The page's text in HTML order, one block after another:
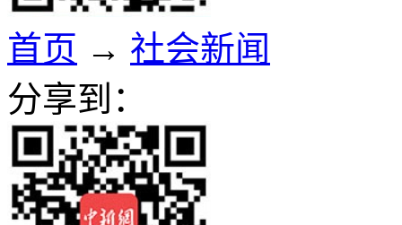
首页 → 社会新闻
分享到：